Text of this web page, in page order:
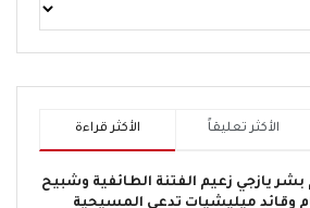
الأكثر قراءة الأكثر تعليقاً
بشر يازجي زعيم الفتنة الطائفية وشبيح
وقائد ميليشيات تدعي المسيحية